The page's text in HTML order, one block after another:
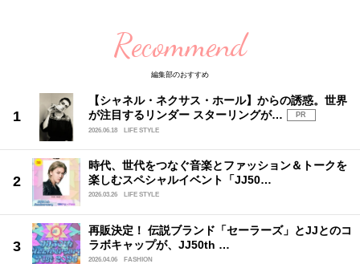
Recommend
編集部のおすすめ
【シャネル・ネクサス・ホール】からの誘惑。世界
が注目するリンダー スターリングが…
PR
2026.06.18
LIFE STYLE
時代、世代をつなぐ音楽とファッション＆トークを
楽しむスペシャルイベント「JJ50…
2026.03.26 LIFE STYLE
再販決定！ 伝説ブランド「セーラーズ」とJJとのコ
ラボキャップが、JJ50th …
2026.04.06 FASHION